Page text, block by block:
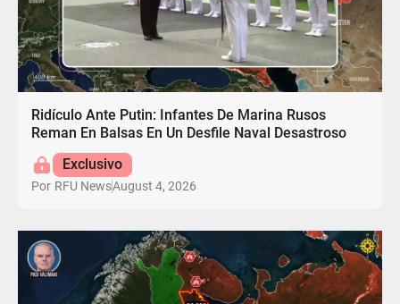
Ridículo Ante Putin: Infantes De Marina Rusos
Reman En Balsas En Un Desfile Naval Desastroso
Exclusivo
Por RFU NewsAugust 4, 2026